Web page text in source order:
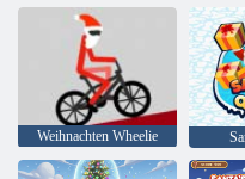
Weihnachten Wheelie